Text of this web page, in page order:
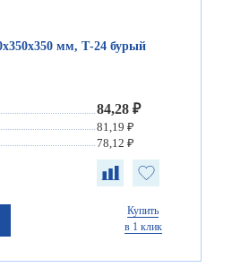
мм, Т-24 бурый
84,28 ₽
81,19 ₽
78,12 ₽
Купить
в 1 клик